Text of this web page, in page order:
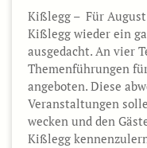
Kißlegg – Für
Kißlegg wieder ein
ausgedacht. An vier
Themenführungen
angeboten. Diese
Veranstaltungen
wecken und den
Kißlegg